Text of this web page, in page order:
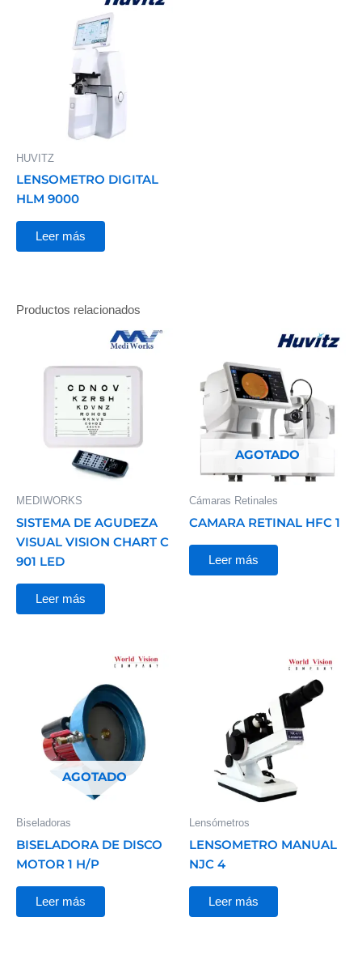
HUVITZ
LENSOMETRO DIGITAL
HLM 9000
Leer más
Productos relacionados
MEDIWORKS
SISTEMA DE AGUDEZA
VISUAL VISION CHART C
901 LED
Leer más
AGOTADO
Cámaras Retinales
CAMARA RETINAL HFC 1
Leer más
AGOTADO
Biseladoras
BISELADORA DE DISCO
MOTOR 1 H/P
Leer más
Lensómetros
LENSOMETRO MANUAL
NJC 4
Leer más